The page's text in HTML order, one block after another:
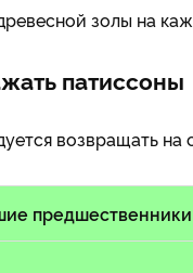
золы на
патиссоны
возвращать на
предшественники